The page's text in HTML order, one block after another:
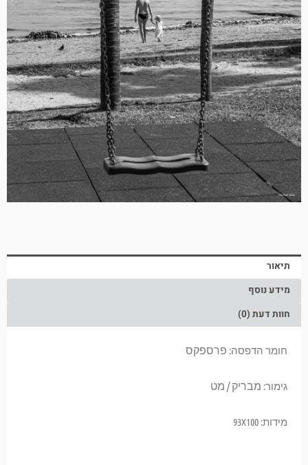
תיאור
מידע נוסף
חוות דעת (0)
חומר הדפסה:פרספקס
גימור:מבריק / מט
מידות: 93X100